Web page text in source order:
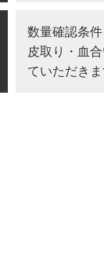
数量確認条
皮取り・血
ていただきま